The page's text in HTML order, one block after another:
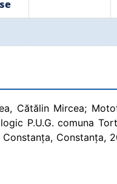
Cătălin Mircea;
P.U.G. comuna
Constanța,